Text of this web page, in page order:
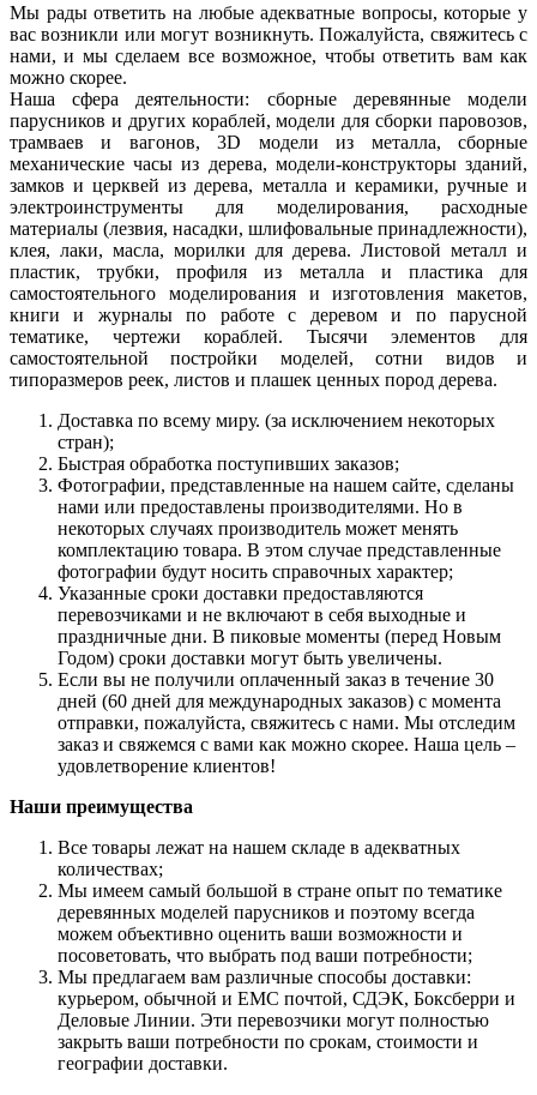
Мы рады ответить на любые адекватные вопросы, которые у
вас возникли или могут возникнуть. Пожалуйста, свяжитесь с
нами, и мы сделаем все возможное, чтобы ответить вам как
можно скорее.
Наша сфера деятельности: сборные деревянные модели
парусников и других кораблей, модели для сборки паровозов,
трамваев и вагонов, 3D модели из металла, сборные
механические часы из дерева, модели-конструкторы зданий,
замков и церквей из дерева, металла и керамики, ручные и
электроинструменты для моделирования, расходные
материалы (лезвия, насадки, шлифовальные принадлежности),
клея, лаки, масла, морилки для дерева. Листовой металл и
пластик, трубки, профиля из металла и пластика для
самостоятельного моделирования и изготовления макетов,
книги и журналы по работе с деревом и по парусной
тематике, чертежи кораблей. Тысячи элементов для
самостоятельной постройки моделей, сотни видов и
типоразмеров реек, листов и плашек ценных пород дерева.
Доставка по всему миру. (за исключением некоторых
стран);
Быстрая обработка поступивших заказов;
Фотографии, представленные на нашем сайте, сделаны
нами или предоставлены производителями. Но в
некоторых случаях производитель может менять
комплектацию товара. В этом случае представленные
фотографии будут носить справочных характер;
Указанные сроки доставки предоставляются
перевозчиками и не включают в себя выходные и
праздничные дни. В пиковые моменты (перед Новым
Годом) сроки доставки могут быть увеличены.
Если вы не получили оплаченный заказ в течение 30
дней (60 дней для международных заказов) с момента
отправки, пожалуйста, свяжитесь с нами. Мы отследим
заказ и свяжемся с вами как можно скорее. Наша цель –
удовлетворение клиентов!
Наши преимущества
Все товары лежат на нашем складе в адекватных
количествах;
Мы имеем самый большой в стране опыт по тематике
деревянных моделей парусников и поэтому всегда
можем объективно оценить ваши возможности и
посоветовать, что выбрать под ваши потребности;
Мы предлагаем вам различные способы доставки:
курьером, обычной и ЕМС почтой, СДЭК, Боксберри и
Деловые Линии. Эти перевозчики могут полностью
закрыть ваши потребности по срокам, стоимости и
географии доставки.